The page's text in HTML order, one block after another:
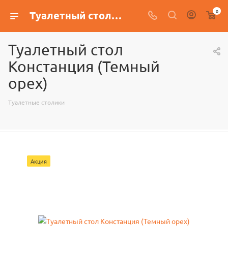
Туалетный стол Констанция (Темный орех) 0
Туалетный стол
Констанция (Темный
орех)
Туалетные столики
Акция